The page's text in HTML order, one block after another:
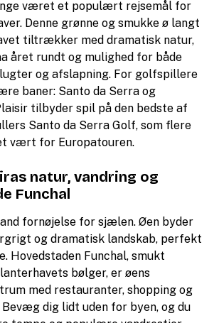
været et populært rejsemål for
Denne grønne og smukke ø langt
tiltrækker med dramatisk natur,
året rundt og mulighed for både
og afslapning. For golfspillere
baner: Santo da Serra og
tilbyder spil på den bedste af
Santo da Serra Golf, som flere
vært for Europatouren.
natur, vandring og
Funchal
fornøjelse for sjælen. Øen byder
og dramatisk landskab, perfekt
Hovedstaden Funchal, smukt
bølger, er øens
med restauranter, shopping og
dig lidt uden for byen, og du